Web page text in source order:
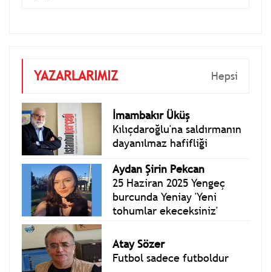
YAZARLARIMIZ Hepsi
İmambakır Üküş
Kılıçdaroğlu'na saldırmanın
dayanılmaz hafifliği
Aydan Şirin Pekcan
25 Haziran 2025 Yengeç
burcunda Yeniay 'Yeni
tohumlar ekeceksiniz'
Atay Sözer
Futbol sadece futboldur